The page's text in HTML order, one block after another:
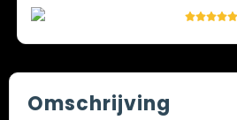
Omschrijving